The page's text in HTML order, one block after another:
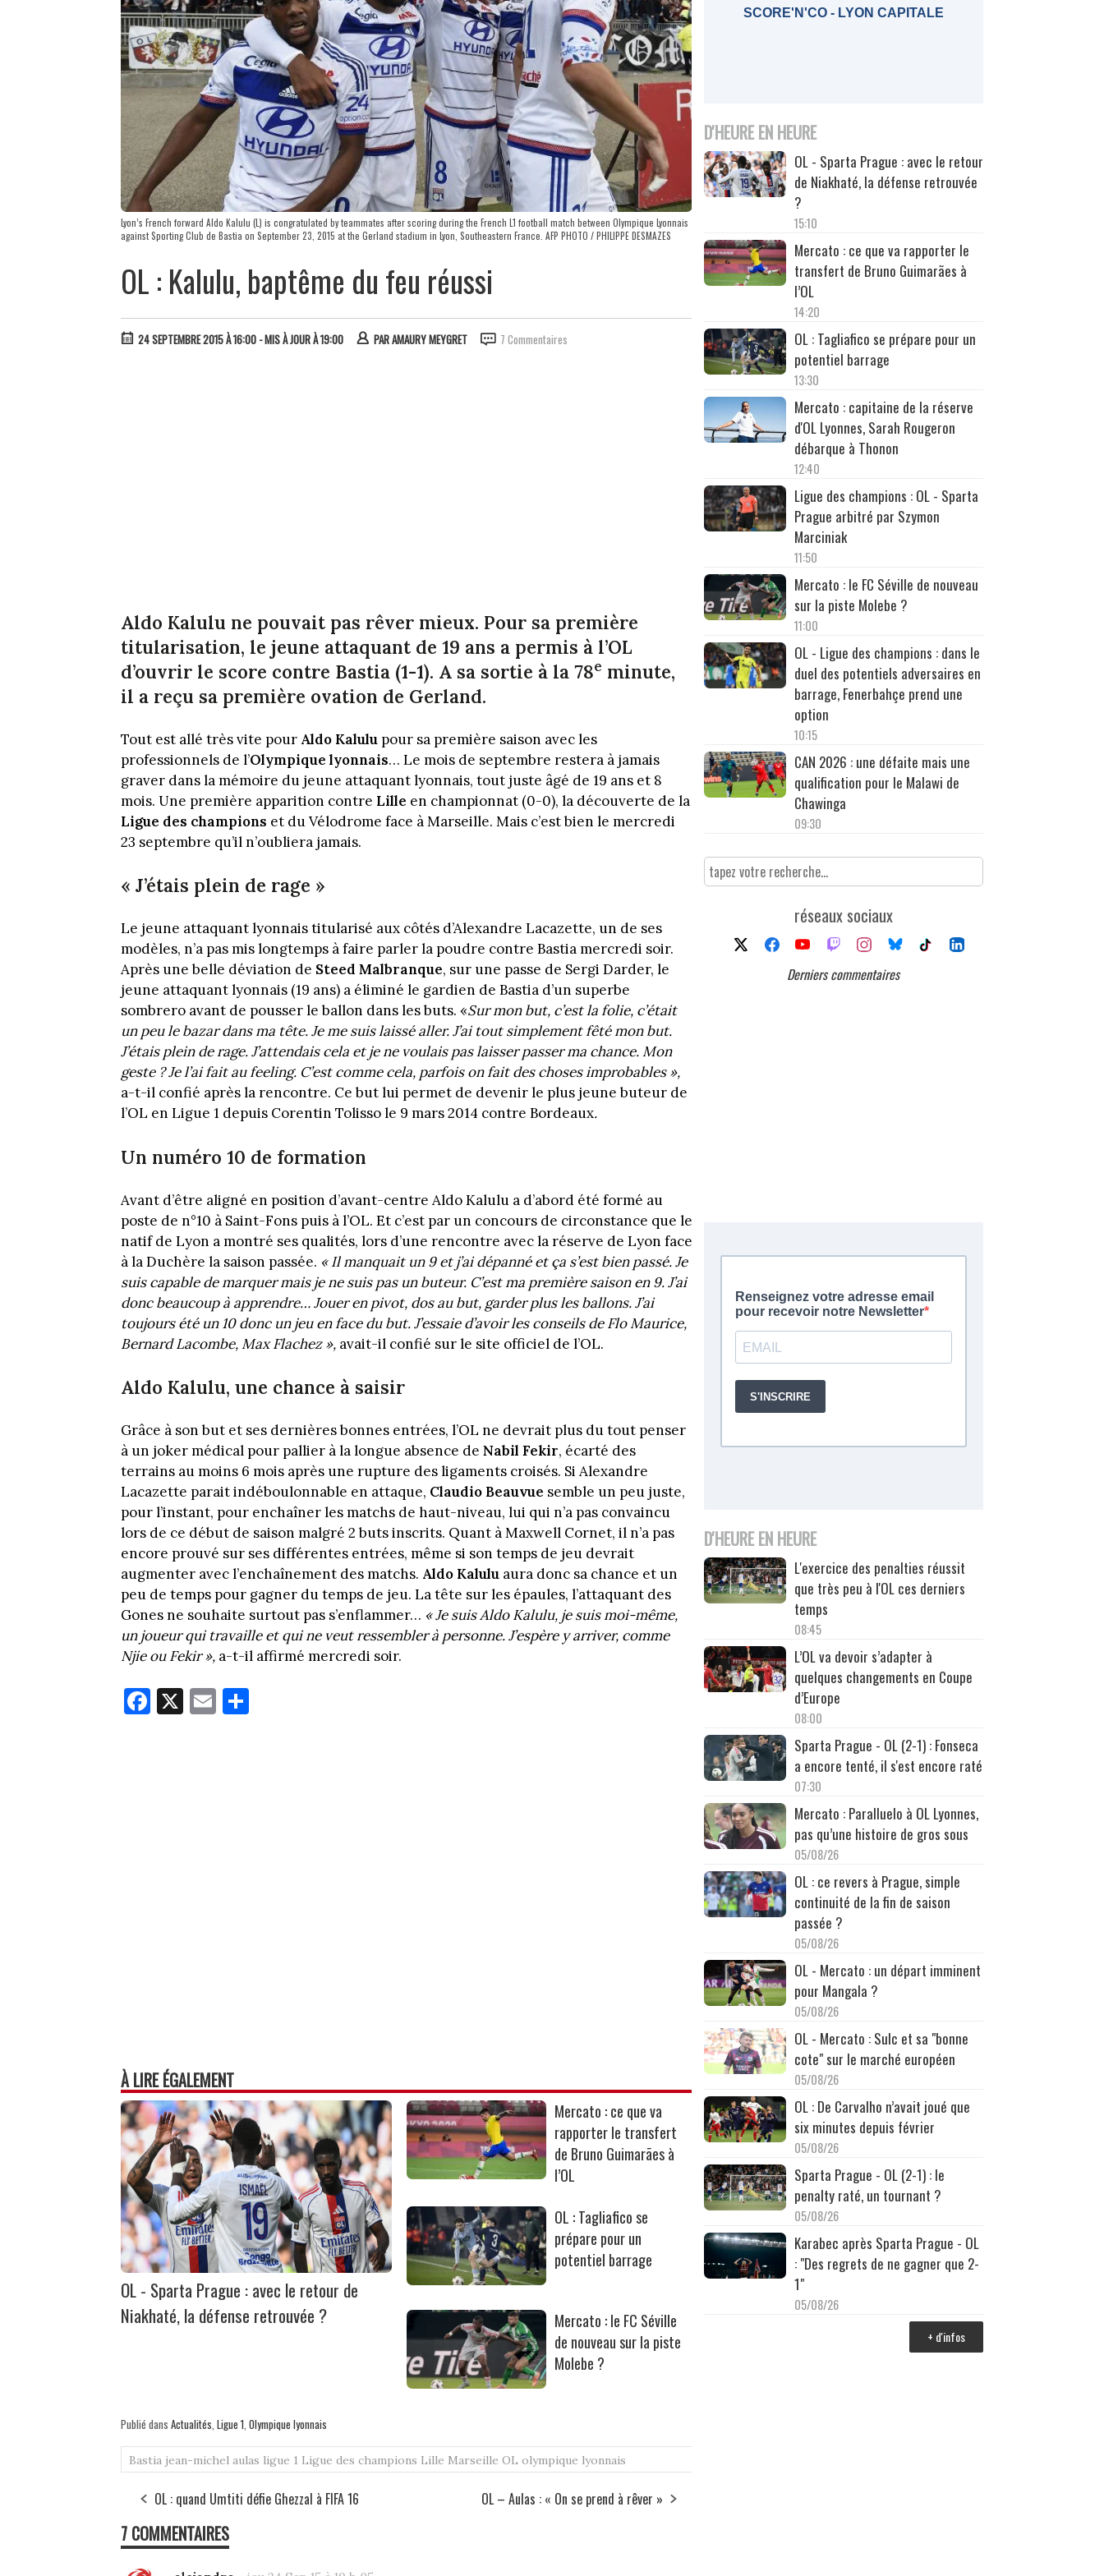
Lyon’s French forward Aldo Kalulu (L) is congratulated by teammates after scoring during the French L1 football match between Olympique Lyonnais
against Sporting Club de Bastia on September 23, 2015 at the Gerland stadium in Lyon, Southeastern France. AFP PHOTO / PHILIPPE DESMAZES
OL : Kalulu, baptême du feu réussi
24 SEPTEMBRE 2015 À 16:00 - MIS À JOUR À 19:00 PARAMAURY MEYGRET 7 Commentaires
Aldo Kalulu ne pouvait pas rêver mieux. Pour sa première
titularisation, le jeune attaquant de 19 ans a permis à l’OL
d’ouvrir le score contre Bastia (1-1). A sa sortie à la 78e minute,
il a reçu sa première ovation de Gerland.
Tout est allé très vite pour Aldo Kalulu pour sa première saison avec les
professionnels de l’Olympique lyonnais… Le mois de septembre restera à jamais
graver dans la mémoire du jeune attaquant lyonnais, tout juste âgé de 19 ans et 8
mois. Une première apparition contre Lille en championnat (0-0), la découverte de la
Ligue des champions et du Vélodrome face à Marseille. Mais c’est bien le mercredi
23 septembre qu’il n’oubliera jamais.
« J’étais plein de rage »
Le jeune attaquant lyonnais titularisé aux côtés d’Alexandre Lacazette, un de ses
modèles, n’a pas mis longtemps à faire parler la poudre contre Bastia mercredi soir.
Après une belle déviation de Steed Malbranque, sur une passe de Sergi Darder, le
jeune attaquant lyonnais (19 ans) a éliminé le gardien de Bastia d’un superbe
sombrero avant de pousser le ballon dans les buts. «Sur mon but, c’est la folie, c’était
un peu le bazar dans ma tête. Je me suis laissé aller. J’ai tout simplement fêté mon but.
J’étais plein de rage. J’attendais cela et je ne voulais pas laisser passer ma chance. Mon
geste ? Je l’ai fait au feeling. C’est comme cela, parfois on fait des choses improbables »,
a-t-il confié après la rencontre. Ce but lui permet de devenir le plus jeune buteur de
l’OL en Ligue 1 depuis Corentin Tolisso le 9 mars 2014 contre Bordeaux.
Un numéro 10 de formation
Avant d’être aligné en position d’avant-centre Aldo Kalulu a d’abord été formé au
poste de n°10 à Saint-Fons puis à l’OL. Et c’est par un concours de circonstance que le
natif de Lyon a montré ses qualités, lors d’une rencontre avec la réserve de Lyon face
à la Duchère la saison passée. «Il manquait un 9 et j’ai dépanné et ça s’est bien passé. Je
suis capable de marquer mais je ne suis pas un buteur. C’est ma première saison en 9. J’ai
donc beaucoup à apprendre… Jouer en pivot, dos au but, garder plus les ballons. J’ai
toujours été un 10 donc un jeu en face du but. J’essaie d’avoir les conseils de Flo Maurice,
Bernard Lacombe, Max Flachez», avait-il confié sur le site officiel de l’OL.
Aldo Kalulu, une chance à saisir
Grâce à son but et ses dernières bonnes entrées, l’OL ne devrait plus du tout penser
à un joker médical pour pallier à la longue absence de Nabil Fekir, écarté des
terrains au moins 6 mois après une rupture des ligaments croisés. Si Alexandre
Lacazette parait indéboulonnable en attaque, Claudio Beauvue semble un peu juste,
pour l’instant, pour enchaîner les matchs de haut-niveau, lui qui n’a pas convaincu
lors de ce début de saison malgré 2 buts inscrits. Quant à Maxwell Cornet, il n’a pas
encore prouvé sur ses différentes entrées, même si son temps de jeu devrait
augmenter avec l’enchaînement des matchs. Aldo Kalulu aura donc sa chance et un
peu de temps pour gagner du temps de jeu. La tête sur les épaules, l’attaquant des
Gones ne souhaite surtout pas s’enflammer… «Je suis Aldo Kalulu, je suis moi-même,
un joueur qui travaille et qui ne veut ressembler à personne. J’espère y arriver, comme
Njie ou Fekir», a-t-il affirmé mercredi soir.
Fa
ce
X E
m
À LIRE ÉGALEMENT
OL - Sparta Prague : avec le retour de
Niakhaté, la défense retrouvée ?
Mercato : ce que va
rapporter le transfert
de Bruno Guimarães à
l’OL
OL : Tagliafico se
prépare pour un
potentiel barrage
Mercato : le FC Séville
de nouveau sur la piste
Molebe ?
Publié dans Actualités, Ligue 1, Olympique lyonnais
Bastia jean-michel aulas ligue 1 Ligue des champions Lille Marseille OL olympique lyonnais
OL : quand Umtiti défie Ghezzal à FIFA 16 OL – Aulas : « On se prend à rêver »
7 COMMENTAIRES
SCORE'N'CO - LYON CAPITALE
D'HEURE EN HEURE
OL - Sparta Prague : avec le retour
de Niakhaté, la défense retrouvée
?
15:10
Mercato : ce que va rapporter le
transfert de Bruno Guimarães à
l’OL
14:20
OL : Tagliafico se prépare pour un
potentiel barrage
13:30
Mercato : capitaine de la réserve
d'OL Lyonnes, Sarah Rougeron
débarque à Thonon
12:40
Ligue des champions : OL - Sparta
Prague arbitré par Szymon
Marciniak
11:50
Mercato : le FC Séville de nouveau
sur la piste Molebe ?
11:00
OL - Ligue des champions : dans le
duel des potentiels adversaires en
barrage, Fenerbahçe prend une
option
10:15
CAN 2026 : une défaite mais une
qualification pour le Malawi de
Chawinga
09:30
réseaux sociaux
Derniers commentaires
D'HEURE EN HEURE
L'exercice des penalties réussit
que très peu à l'OL ces derniers
temps
08:45
L’OL va devoir s’adapter à
quelques changements en Coupe
d’Europe
08:00
Sparta Prague - OL (2-1) : Fonseca
a encore tenté, il s'est encore raté
07:30
Mercato : Paralluelo à OL Lyonnes,
pas qu’une histoire de gros sous
05/08/26
OL : ce revers à Prague, simple
continuité de la fin de saison
passée ?
05/08/26
OL - Mercato : un départ imminent
pour Mangala ?
05/08/26
OL - Mercato : Sulc et sa "bonne
cote" sur le marché européen
05/08/26
OL : De Carvalho n’avait joué que
six minutes depuis février
05/08/26
Sparta Prague - OL (2-1) : le
penalty raté, un tournant ?
05/08/26
Karabec après Sparta Prague - OL
: "Des regrets de ne gagner que 2-
1"
05/08/26
+ d'infos